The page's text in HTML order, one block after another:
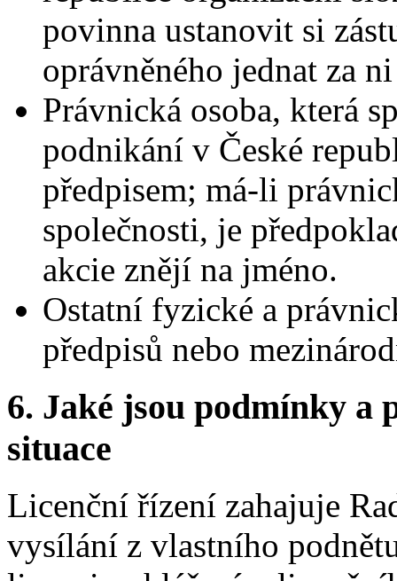
povinna ustanovit si
oprávněného jednat za
Právnická osoba, která
podnikání v České
předpisem; má-li
společnosti, je
akcie znějí na jméno.
Ostatní fyzické a
předpisů nebo
6. Jaké jsou podmínky a
situace
Licenční řízení zahajuje
vysílání z vlastního